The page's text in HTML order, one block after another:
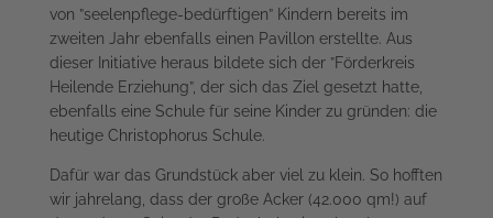
von ”seelenpflege-bedürftigen” Kindern bereits im
zweiten Jahr ebenfalls einen Pavillon erstellte. Aus
dieser Initiative heraus bildete sich der ”Förderkreis
Heilende Erziehung”, der sich das Ziel gesetzt hatte,
ebenfalls eine Schule für seine Kinder zu gründen: die
heutige Christophorus Schule.
Dafür war das Grundstück aber viel zu klein. So hofften
wir jahrelang, dass der große Acker (42.000 qm!) auf